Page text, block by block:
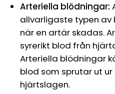
Arteriella blödningar:
allvarligaste typen av
när en artär skadas.
syrerikt blod från
Arteriella blödningar
blod som sprutar ut
hjärtslagen.